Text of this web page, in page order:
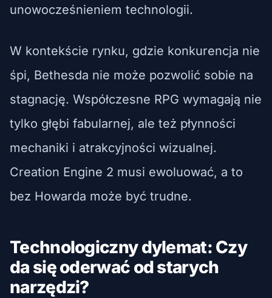
unowocześnieniem technologii.
W kontekście rynku, gdzie konkurencja nie
śpi, Bethesda nie może pozwolić sobie na
stagnację. Współczesne RPG wymagają nie
tylko głębi fabularnej, ale też płynności
mechaniki i atrakcyjności wizualnej.
Creation Engine 2 musi ewoluować, a to
bez Howarda może być trudne.
Technologiczny dylemat: Czy
da się oderwać od starych
narzędzi?